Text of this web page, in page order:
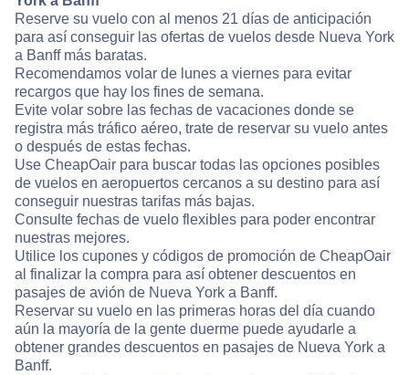
Reserve su vuelo con al menos 21 días de anticipación
para así conseguir las ofertas de vuelos desde Nueva York
a Banff más baratas.
Recomendamos volar de lunes a viernes para evitar
recargos que hay los fines de semana.
Evite volar sobre las fechas de vacaciones donde se
registra más tráfico aéreo, trate de reservar su vuelo antes
o después de estas fechas.
Use CheapOair para buscar todas las opciones posibles
de vuelos en aeropuertos cercanos a su destino para así
conseguir nuestras tarifas más bajas.
Consulte fechas de vuelo flexibles para poder encontrar
nuestras mejores.
Utilice los cupones y códigos de promoción de CheapOair
al finalizar la compra para así obtener descuentos en
pasajes de avión de Nueva York a Banff.
Reservar su vuelo en las primeras horas del día cuando
aún la mayoría de la gente duerme puede ayudarle a
obtener grandes descuentos en pasajes de Nueva York a
Banff.